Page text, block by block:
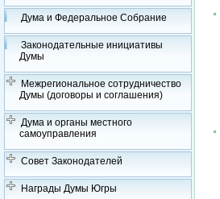
Дума и Федеральное Собрание
Законодательные инициативы
Думы
Межрегиональное сотрудничество
Думы (договоры и соглашения)
Дума и органы местного
самоуправления
Совет Законодателей
Награды Думы Югры